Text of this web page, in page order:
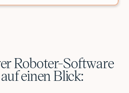
Roboter-Software
einen Blick: